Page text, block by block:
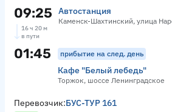
09:25 Автостанция
Каменск-Шахтинский, улица
16 ч 20 м
в пути
01:45 прибытие на след. день
Кафе "Белый лебедь"
Торжок, шоссе Ленинградское
Перевозчик:БУС-ТУР 161